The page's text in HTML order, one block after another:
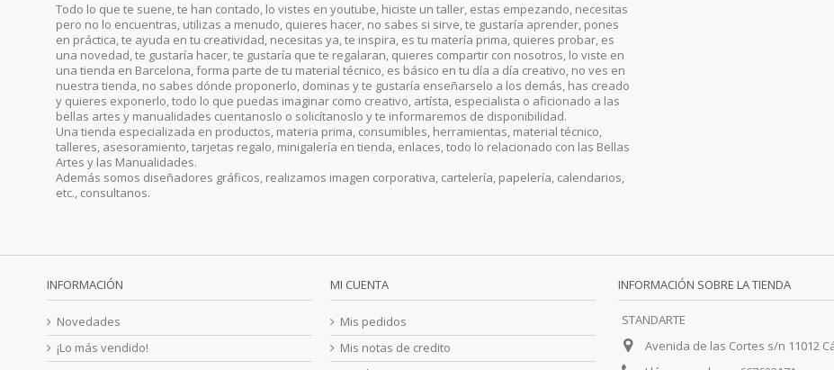
Todo lo que te suene, te han contado, lo vistes en youtube, hiciste un taller, estas empezando, necesitas
pero no lo encuentras, utilizas a menudo, quieres hacer, no sabes si sirve, te gustaría aprender, pones
en práctica, te ayuda en tu creatividad, necesitas ya, te inspira, es tu matería prima, quieres probar, es
una novedad, te gustaría hacer, te gustaría que te regalaran, quieres compartir con nosotros, lo viste en
una tienda en Barcelona, forma parte de tu material técnico, es básico en tu día a día creativo, no ves en
nuestra tienda, no sabes dónde proponerlo, dominas y te gustaría enseñarselo a los demás, has creado
y quieres exponerlo, todo lo que puedas imaginar como creativo, artísta, especialista o aficionado a las
bellas artes y manualidades cuentanoslo o solicítanoslo y te informaremos de disponibilidad.
Una tienda especializada en productos, materia prima, consumibles, herramientas, material técnico,
talleres, asesoramiento, tarjetas regalo, minigalería en tienda, enlaces, todo lo relacionado con las Bellas
Artes y las Manualidades.
Además somos diseñadores gráficos, realizamos imagen corporativa, cartelería, papelería, calendarios,
etc., consultanos.
INFORMACIÓN
Novedades
¡Lo más vendido!
MI CUENTA
Mis pedidos
Mis notas de credito
INFORMACIÓN SOBRE LA TIENDA
STANDARTE
Avenida de las Cortes s/n 11012